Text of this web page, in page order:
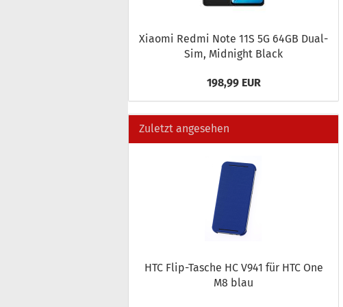
Xiao­mi Redmi Note 11S 5G 64GB Dual-​
Sim, Mid­night Black
198,99 EUR
Zuletzt angesehen
HTC Flip-​Tasche HC V941 für HTC One
M8 blau